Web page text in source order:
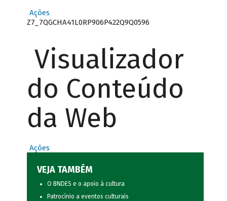
Ações
Z7_7QGCHA41L0RP906P422Q9Q0596
Visualizador
do Conteúdo
da Web
Ações
VEJA TAMBÉM
O BNDES e o apoio à cultura
Patrocínio a eventos culturais